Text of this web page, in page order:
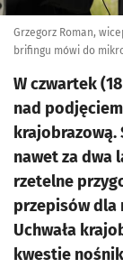
Grzegorz Roman,
brifingu mówi do
W czwartek
nad
krajobrazową.
nawet za dwa
rzetelne
przepisów dla
Uchwała
kwestie